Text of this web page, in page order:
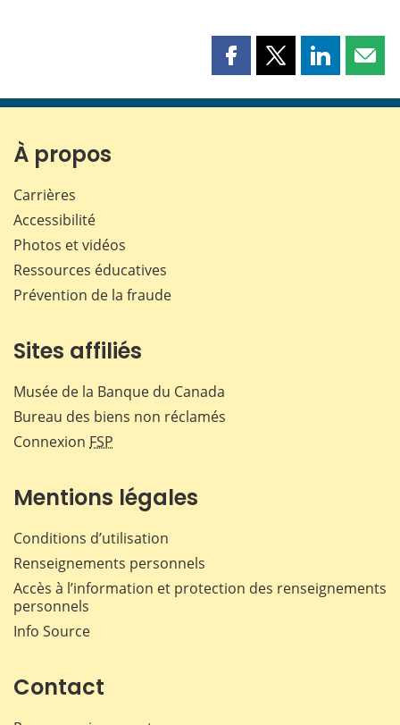
Partager
page
Partager
page
Partager
page page
À propos
Carrières
Accessibilité
Photos et vidéos
Ressources éducatives
Prévention de la fraude
Sites affiliés
Musée de la Banque du Canada
Bureau des biens non réclamés
Connexion FSP
Mentions légales
Conditions d’utilisation
Renseignements personnels
Accès à l’information et protection des renseignements
personnels
Info Source
Contact